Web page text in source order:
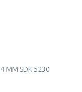
4 MM SDK 5230